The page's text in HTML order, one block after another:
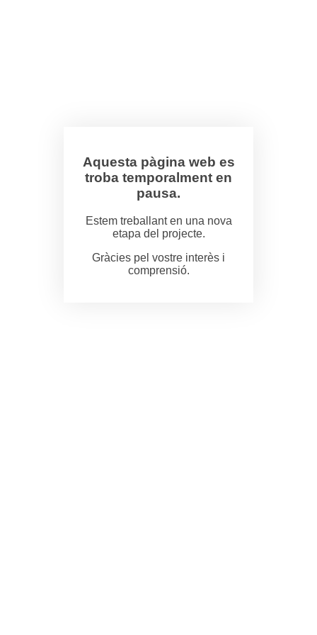
Aquesta pàgina web es
troba temporalment en
pausa.
Estem treballant en una nova
etapa del projecte.
Gràcies pel vostre interès i
comprensió.